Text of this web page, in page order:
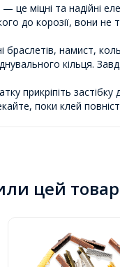
— це міцні та надійні
до корозії, вони
намист,
кільця.
прикріпіть
поки клей
цей